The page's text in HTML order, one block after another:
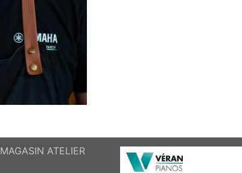
MAGASIN ATELIER